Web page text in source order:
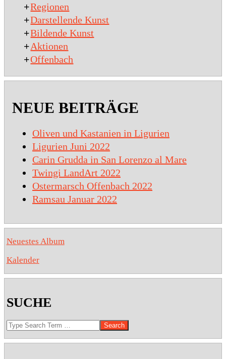
+Regionen
+Darstellende Kunst
+Bildende Kunst
+Aktionen
+Offenbach
NEUE BEITRÄGE
Oliven und Kastanien in Ligurien
Ligurien Juni 2022
Carin Grudda in San Lorenzo al Mare
Twingi LandArt 2022
Ostermarsch Offenbach 2022
Ramsau Januar 2022
Neuestes Album
Kalender
SUCHE
Search